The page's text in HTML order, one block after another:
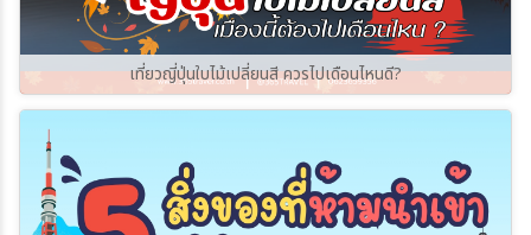
เที่ยวญี่ปุ่นใบไม้เปลี่ยนสี ควรไปเดือนไหนดี?